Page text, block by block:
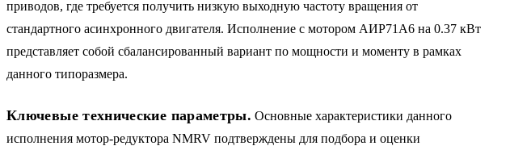
приводов, где требуется получить низкую выходную частоту вращения от
стандартного асинхронного двигателя. Исполнение с мотором АИР71A6 на 0.37 кВт
представляет собой сбалансированный вариант по мощности и моменту в рамках
данного типоразмера.
Ключевые технические параметры. Основные характеристики данного
исполнения мотор-редуктора NMRV подтверждены для подбора и оценки